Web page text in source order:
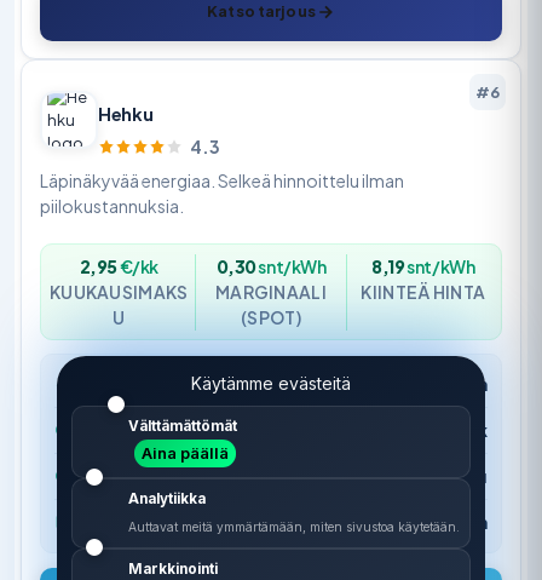
Katso tarjous
#6
Hehku
4.3
Läpinäkyvää energiaa. Selkeä hinnoittelu ilman
piilokustannuksia.
2,95€/kk
KUUKAUSIMAKS
U
0,30snt/kWh
MARGINAALI
(SPOT)
8,19snt/kWh
KIINTEÄ HINTA
Sopimustyyppi Pörssisähkö & Määräaikainen
Sopimusaika Toistaiseksi / 12 kk
Erityisetu Läpinäkyvä hinnoittelu
Lisäpalvelu Joustava irtisanominen
Käytämme evästeitä
Välttämättömät
Aina päällä
Analytiikka
Auttavat meitä ymmärtämään, miten sivustoa käytetään.
Markkinointi